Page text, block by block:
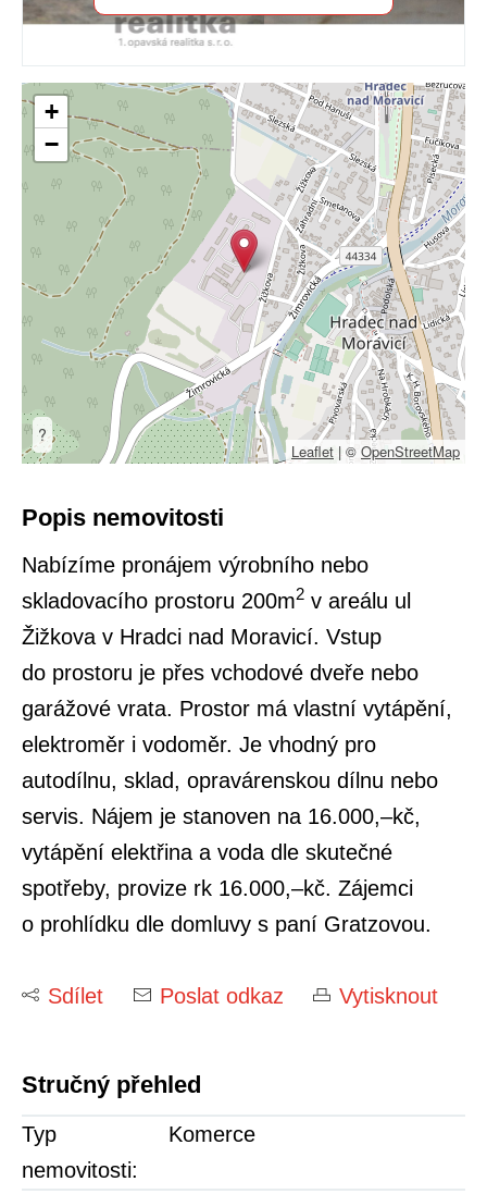
+
−
?
Leaflet | © OpenStreetMap
Popis nemovitosti
Nabízíme pronájem výrobního nebo
skladovacího prostoru 200m2 v areálu ul
Žižkova v Hradci nad Moravicí. Vstup
do prostoru je přes vchodové dveře nebo
garážové vrata. Prostor má vlastní vytápění,
elektroměr i vodoměr. Je vhodný pro
autodílnu, sklad, opravárenskou dílnu nebo
servis. Nájem je stanoven na 16.000,–kč,
vytápění elektřina a voda dle skutečné
spotřeby, provize rk 16.000,–kč. Zájemci
o prohlídku dle domluvy s paní Gratzovou.
Sdílet Poslat odkaz Vytisknout
Stručný přehled
Typ
nemovitosti:
Komerce